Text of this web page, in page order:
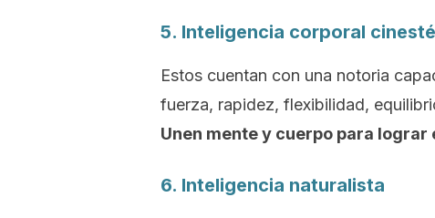
5. Inteligencia corporal
Estos cuentan con una notoria
fuerza, rapidez, flexibilidad,
Unen mente y cuerpo para
6. Inteligencia naturalista